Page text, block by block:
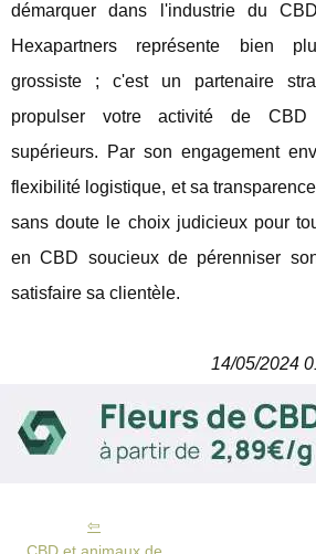
démarquer dans l'industrie du
Hexapartners représente bien
grossiste ; c'est un partenaire
propulser votre activité de
supérieurs. Par son engagement
flexibilité logistique, et sa
sans doute le choix judicieux pour
en CBD soucieux de pérenniser
satisfaire sa clientèle.
14/05/2024